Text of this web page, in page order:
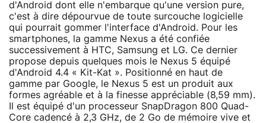
d'Android dont elle n'embarque qu'une version pure,
c'est à dire dépourvue de toute surcouche logicielle
qui pourrait gommer l'interface d'Android. Pour les
smartphones, la gamme Nexus a été confiée
successivement à HTC, Samsung et LG. Ce dernier
propose depuis quelques mois le Nexus 5 équipé
d'Android 4.4 « Kit-Kat ». Positionné en haut de
gamme par Google, le Nexus 5 est un produit aux
formes agréable et à la finesse appréciable (8,59 mm).
Il est équipé d'un processeur SnapDragon 800 Quad-
Core cadencé à 2,3 GHz, de 2 Go de mémoire vive et